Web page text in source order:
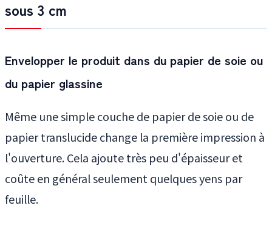
sous 3 cm
Envelopper le produit dans du papier de soie ou
du papier glassine
Même une simple couche de papier de soie ou de
papier translucide change la première impression à
l'ouverture. Cela ajoute très peu d'épaisseur et
coûte en général seulement quelques yens par
feuille.